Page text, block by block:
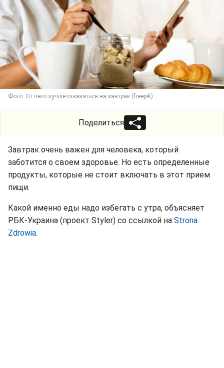
Фото: От чего лучше отказаться на завтрак (freepik)
Поделиться
Завтрак очень важен для человека, который
заботится о своем здоровье. Но есть определенные
продукты, которые не стоит включать в этот прием
пищи.
Какой именно еды надо избегать с утра, объясняет
РБК-Украина (проект Styler) со ссылкой на Strona
Zdrowia.